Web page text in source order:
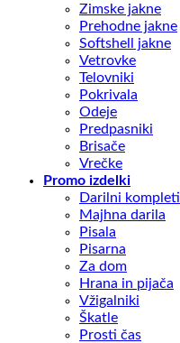
Zimske jakne
Prehodne jakne
Softshell jakne
Vetrovke
Telovniki
Pokrivala
Odeje
Predpasniki
Brisače
Vrečke
Promo izdelki
Darilni kompleti
Majhna darila
Pisala
Pisarna
Za dom
Hrana in pijača
Vžigalniki
Škatle
Prosti čas